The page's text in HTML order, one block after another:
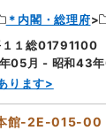
＊内閣・総理府
１総01791100
05月 - 昭和43
ります>
館-2E-015-00